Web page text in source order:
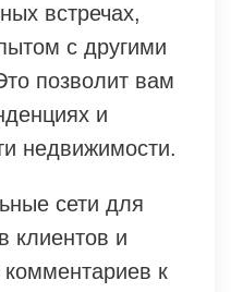
встречах,
с другими
позволит вам
и
недвижимости.
сети для
клиентов и
к